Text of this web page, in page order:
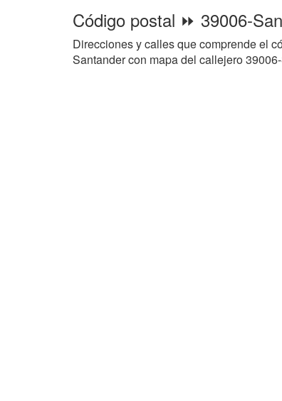
Código postal ⏩ 39006-
Direcciones y calles que comprende el
Santander con mapa del callejero